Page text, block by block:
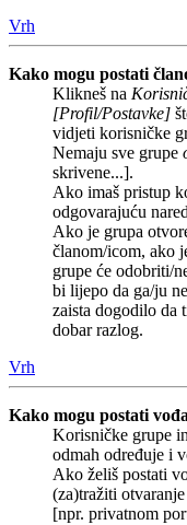
Vrh
Kako mogu postati
Klikneš na
[Profil/Postavke]
vidjeti korisničke
Nemaju sve grupe
skrivene...].
Ako imaš pristup
odgovarajuću
Ako je grupa
članom/icom, ako
grupe će odobriti/
bi lijepo da ga/ju
zaista dogodilo da
dobar razlog.
Vrh
Kako mogu postati
Korisničke grupe
odmah određuje i
Ako želiš postati
(za)tražiti
[npr. privatnom